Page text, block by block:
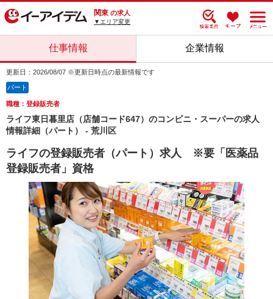
関東 の求人
▼エリア変更
仕事情報 企業情報
更新日：2026/08/07 ※更新日時点の最新情報です
パート
職種：登録販売者
ライフ東日暮里店（店舗コード647）のコンビニ・スーパーの求人
情報詳細（パート） - 荒川区
ライフの登録販売者（パート）求人 ※要「医薬品
登録販売者」資格